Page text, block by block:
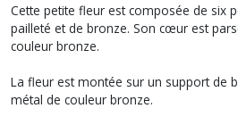
Cette petite fleur est composée de six
pailleté et de bronze. Son cœur est
couleur bronze.
La fleur est montée sur un support de
métal de couleur bronze.